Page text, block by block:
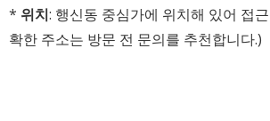
* 위치: 행신동 중심가에 위치해 있어 접
확한 주소는 방문 전 문의를 추천합니다.)